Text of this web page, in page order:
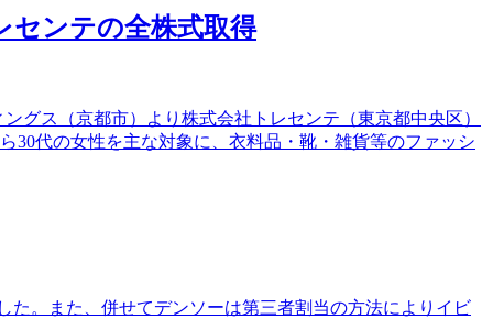
センテの全株式取得
グス（京都市）より株式会社トレセンテ（東京都中央区）
30代の女性を主な対象に、衣料品・靴・雑貨等のファッシ
た。また、併せてデンソーは第三者割当の方法によりイビ